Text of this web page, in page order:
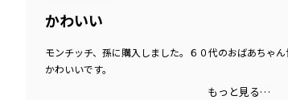
かわいい
モンチッチ、孫に購入しました。６０代のおばあちゃん
かわいいです。
もっと見る…